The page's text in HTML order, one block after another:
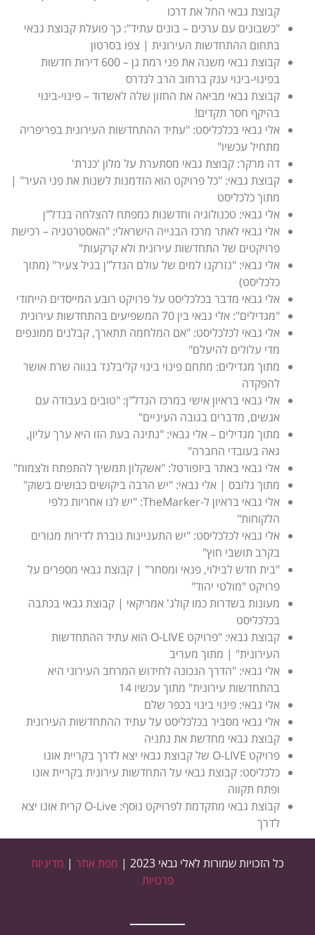
קבוצת גבאי החל את דרכו
"כשבונים עם ערכים – בונים עתיד": כך פועלת קבוצת גבאי
בתחום ההתחדשות העירונית | צפו בסרטון
קבוצת גבאי משנה את פני רמת גן – 600 דירות חדשות
בפינוי-בינוי ענק ברחוב הרב לנדרס
קבוצת גבאי מביאה את החזון שלה לאשדוד – פינוי-בינוי
בהיקף חסר תקדים!
אלי גבאי בכלכליסט: "עתיד ההתחדשות העירונית בפריפריה
מתחיל עכשיו"
דה מרקר: קבוצת גבאי מסתערת על מלון 'כנרת'
קבוצת גבאי: "כל פרויקט הוא הזדמנות לשנות את פני העיר" |
מתוך כלכליסט
אלי גבאי: טכנולוגיה וחדשנות כמפתח להצלחה בנדל"ן
אלי גבאי לאתר מרכז הבנייה הישראלי: "האסטרטגיה – רכישת
פרויקטים של התחדשות עירונית ולא קרקעות"
אלי גבאי: "נזרקנו למים של עולם הנדל"ן בגיל צעיר" (מתוך
כלכליסט)
אלי גבאי מדבר בכלכליסט על פרויקט רובע המייסדים הייחודי
"מגדילים": אלי גבאי בין 70 המשפיעים בהתחדשות עירונית
אלי גבאי לכלכליסט: "אם המלחמה תתארך, קבלנים ממונפים
מדי עלולים להיעלם"
מתוך מגדילים: מתחם פינוי בינוי קליבלנד בנווה שרת אושר
להפקדה
אלי גבאי בראיון אישי במרכז הנדל"ן: "טובים בעבודה עם
אנשים, מדברים בגובה העיניים"
מתוך מגדילים – אלי גבאי: "נתינה בעת הזו היא ערך עליון,
גאה בעובדי החברה"
אלי גבאי באתר ביזפורטל: "אשקלון תמשיך להתפתח ולצמוח"
מתוך גלובס | אלי גבאי: "יש הרבה ביקושים כבושים בשוק"
אלי גבאי בראיון ל-TheMarker: "יש לנו אחריות כלפי
הלקוחות"
אלי גבאי לכלכליסט: "יש התעניינות גוברת לדירות מגורים
בקרב תושבי חוץ"
"בית חדש לבילוי, פנאי ומסחר" | קבוצת גבאי מספרים על
פרויקט "מולטי יהוד"
מעונות בשדרות כמו קולג' אמריקאי | קבוצת גבאי בכתבה
בכלכליסט
קבוצת גבאי: "פרויקט O-LIVE הוא עתיד ההתחדשות
העירונית" | מתוך מעריב
אלי גבאי: "הדרך הנכונה לחידוש המרחב העירוני היא
בהתחדשות עירונית" מתוך עכשיו 14
אלי גבאי: פינוי בינוי בכפר שלם
אלי גבאי מסביר בכלכליסט על עתיד ההתחדשות העירונית
קבוצת גבאי מחדשת את נתניה
פרויקט O-LIVE של קבוצת גבאי יצא לדרך בקריית אונו
כלכליסט: קבוצת גבאי על התחדשות עירונית בקריית אונו
ופתח תקווה
קבוצת גבאי מתקדמת לפרויקט נוסף: O-Live קרית אונו יצא
לדרך
כל הזכויות שמורות לאלי גבאי 2023 | מפת אתר | מדיניות
פרטיות